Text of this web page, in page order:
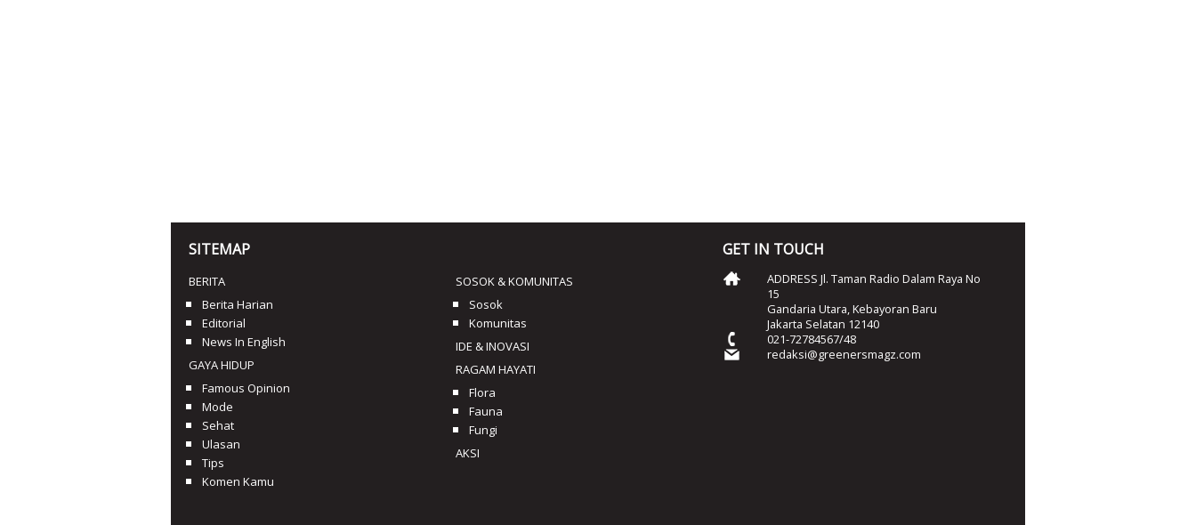
SITEMAP
BERITA
Berita Harian
Editorial
News In English
GAYA HIDUP
Famous Opinion
Mode
Sehat
Ulasan
Tips
Komen Kamu
SOSOK & KOMUNITAS
Sosok
Komunitas
IDE & INOVASI
RAGAM HAYATI
Flora
Fauna
Fungi
AKSI
GET IN TOUCH
ADDRESS Jl. Taman Radio Dalam Raya No
15
Gandaria Utara, Kebayoran Baru
Jakarta Selatan 12140
021-72784567/48
redaksi@greenersmagz.com